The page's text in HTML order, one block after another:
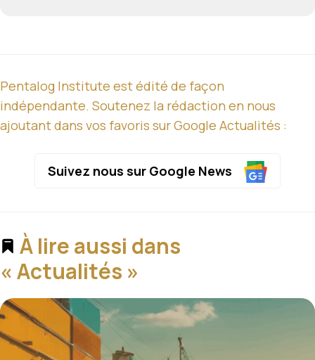
Pentalog Institute est édité de façon
indépendante. Soutenez la rédaction en nous
ajoutant dans vos favoris sur Google Actualités :
Suivez nous sur Google News
À lire aussi dans
« Actualités »